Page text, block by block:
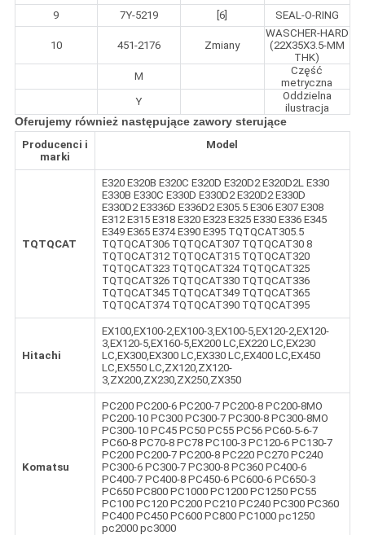
9
7Y-5219 [6] SEAL-O-RING
10 451-2176 Zmiany
WASCHER-HARD
(22X35X3.5-MM
THK)
M
Część
metryczna
Y
Oddzielna
ilustracja
Oferujemy również następujące zawory sterujące
Producenci i
marki
Model
TQTQCAT
E320 E320B E320C E320D E320D2 E320D2L E330
E330B E330C E330D E330D2 E320D2 E330D
E330D2 E3336D E336D2 E305.5 E306 E307 E308
E312 E315 E318 E320 E323 E325 E330 E336 E345
E349 E365 E374 E390 E395 TQTQCAT305.5
TQTQCAT306 TQTQCAT307 TQTQCAT30 8
TQTQCAT312 TQTQCAT315 TQTQCAT320
TQTQCAT323 TQTQCAT324 TQTQCAT325
TQTQCAT326 TQTQCAT330 TQTQCAT336
TQTQCAT345 TQTQCAT349 TQTQCAT365
TQTQCAT374 TQTQCAT390 TQTQCAT395
Hitachi
EX100,EX100-2,EX100-3,EX100-5,EX120-2,EX120-
3,EX120-5,EX160-5,EX200 LC,EX220 LC,EX230
LC,EX300,EX300 LC,EX330 LC,EX400 LC,EX450
LC,EX550 LC,ZX120,ZX120-
3,ZX200,ZX230,ZX250,ZX350
Komatsu
PC200 PC200-6 PC200-7 PC200-8 PC200-8MO
PC200-10 PC300 PC300-7 PC300-8 PC300-8MO
PC300-10 PC45 PC50 PC55 PC56 PC60-5-6-7
PC60-8 PC70-8 PC78 PC100-3 PC120-6 PC130-7
PC200 PC200-7 PC200-8 PC220 PC270 PC240
PC300-6 PC300-7 PC300-8 PC360 PC400-6
PC400-7 PC400-8 PC450-6 PC600-6 PC650-3
PC650 PC800 PC1000 PC1200 PC1250 PC55
PC100 PC120 PC200 PC210 PC240 PC300 PC360
PC400 PC450 PC600 PC800 PC1000 pc1250
pc2000 pc3000